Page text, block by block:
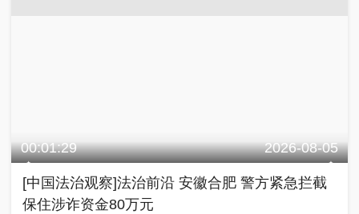
00:01:29 2026-08-05
[中国法治观察]法治前沿 安徽合肥 警方紧急拦截
保住涉诈资金80万元